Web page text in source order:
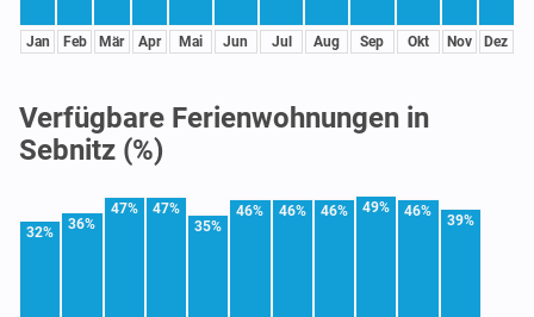
Jan Feb Mär Apr Mai Jun Jul Aug Sep Okt Nov Dez
Verfügbare Ferienwohnungen in
Sebnitz (%)
32% 36%
47%
47%
35%
46% 46% 46% 49% 46%
39%